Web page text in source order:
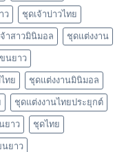
ว ชุดเจ้าบ่าวไทย
าสาวมินิมอล ชุดแต่งงาน
นยาว
ทย ชุดแต่งงานมินิมอล
ชุดแต่งงานไทยประยุกต์
ยาว ชุดไทย
นยาว